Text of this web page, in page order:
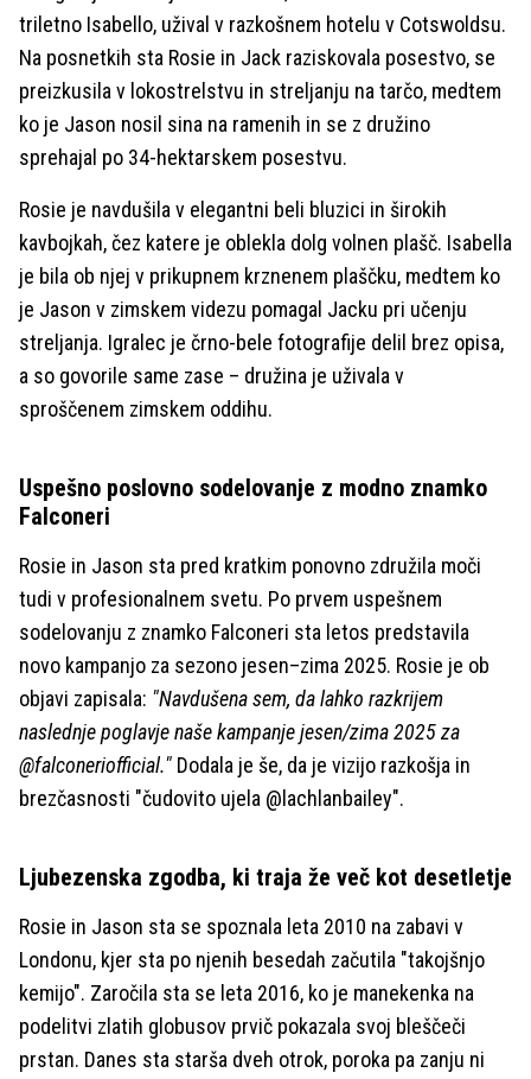
triletno Isabello, užival v razkošnem hotelu v Cotswoldsu.
Na posnetkih sta Rosie in Jack raziskovala posestvo, se
preizkusila v lokostrelstvu in streljanju na tarčo, medtem
ko je Jason nosil sina na ramenih in se z družino
sprehajal po 34-hektarskem posestvu.
Rosie je navdušila v elegantni beli bluzici in širokih
kavbojkah, čez katere je oblekla dolg volnen plašč. Isabella
je bila ob njej v prikupnem krznenem plaščku, medtem ko
je Jason v zimskem videzu pomagal Jacku pri učenju
streljanja. Igralec je črno-bele fotografije delil brez opisa,
a so govorile same zase – družina je uživala v
sproščenem zimskem oddihu.
Uspešno poslovno sodelovanje z modno znamko
Falconeri
Rosie in Jason sta pred kratkim ponovno združila moči
tudi v profesionalnem svetu. Po prvem uspešnem
sodelovanju z znamko Falconeri sta letos predstavila
novo kampanjo za sezono jesen–zima 2025. Rosie je ob
objavi zapisala: "Navdušena sem, da lahko razkrijem
naslednje poglavje naše kampanje jesen/zima 2025 za
@falconeriofficial." Dodala je še, da je vizijo razkošja in
brezčasnosti "čudovito ujela @lachlanbailey".
Ljubezenska zgodba, ki traja že več kot desetletje
Rosie in Jason sta se spoznala leta 2010 na zabavi v
Londonu, kjer sta po njenih besedah začutila "takojšnjo
kemijo". Zaročila sta se leta 2016, ko je manekenka na
podelitvi zlatih globusov prvič pokazala svoj bleščeči
prstan. Danes sta starša dveh otrok, poroka pa zanju ni